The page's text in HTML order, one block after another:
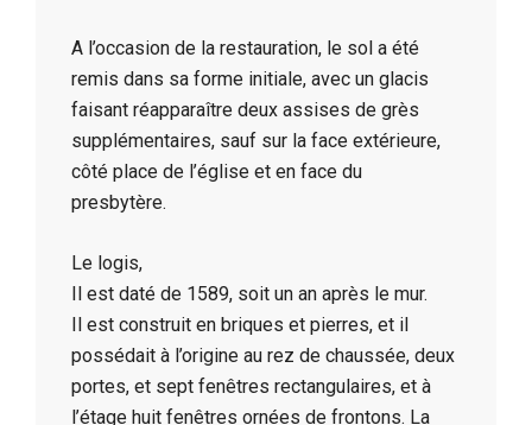
A l’occasion de la restauration, le sol a été
remis dans sa forme initiale, avec un glacis
faisant réapparaître deux assises de grès
supplémentaires, sauf sur la face extérieure,
côté place de l’église et en face du
presbytère.
Le logis,
Il est daté de 1589, soit un an après le mur.
Il est construit en briques et pierres, et il
possédait à l’origine au rez de chaussée, deux
portes, et sept fenêtres rectangulaires, et à
l’étage huit fenêtres ornées de frontons. La